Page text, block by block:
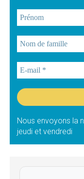
Nous envoyons la
jeudi et vendredi